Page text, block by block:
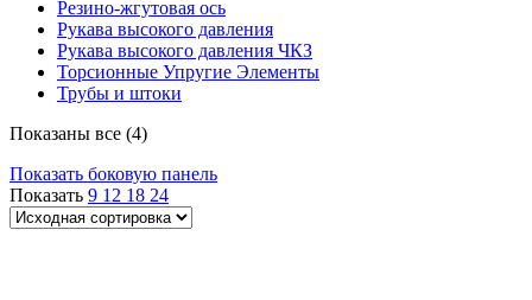
Резино-жгутовая ось
Рукава высокого давления
Рукава высокого давления ЧКЗ
Торсионные Упругие Элементы
Трубы и штоки
Показаны все (4)
Показать боковую панель
Показать 9 12 18 24